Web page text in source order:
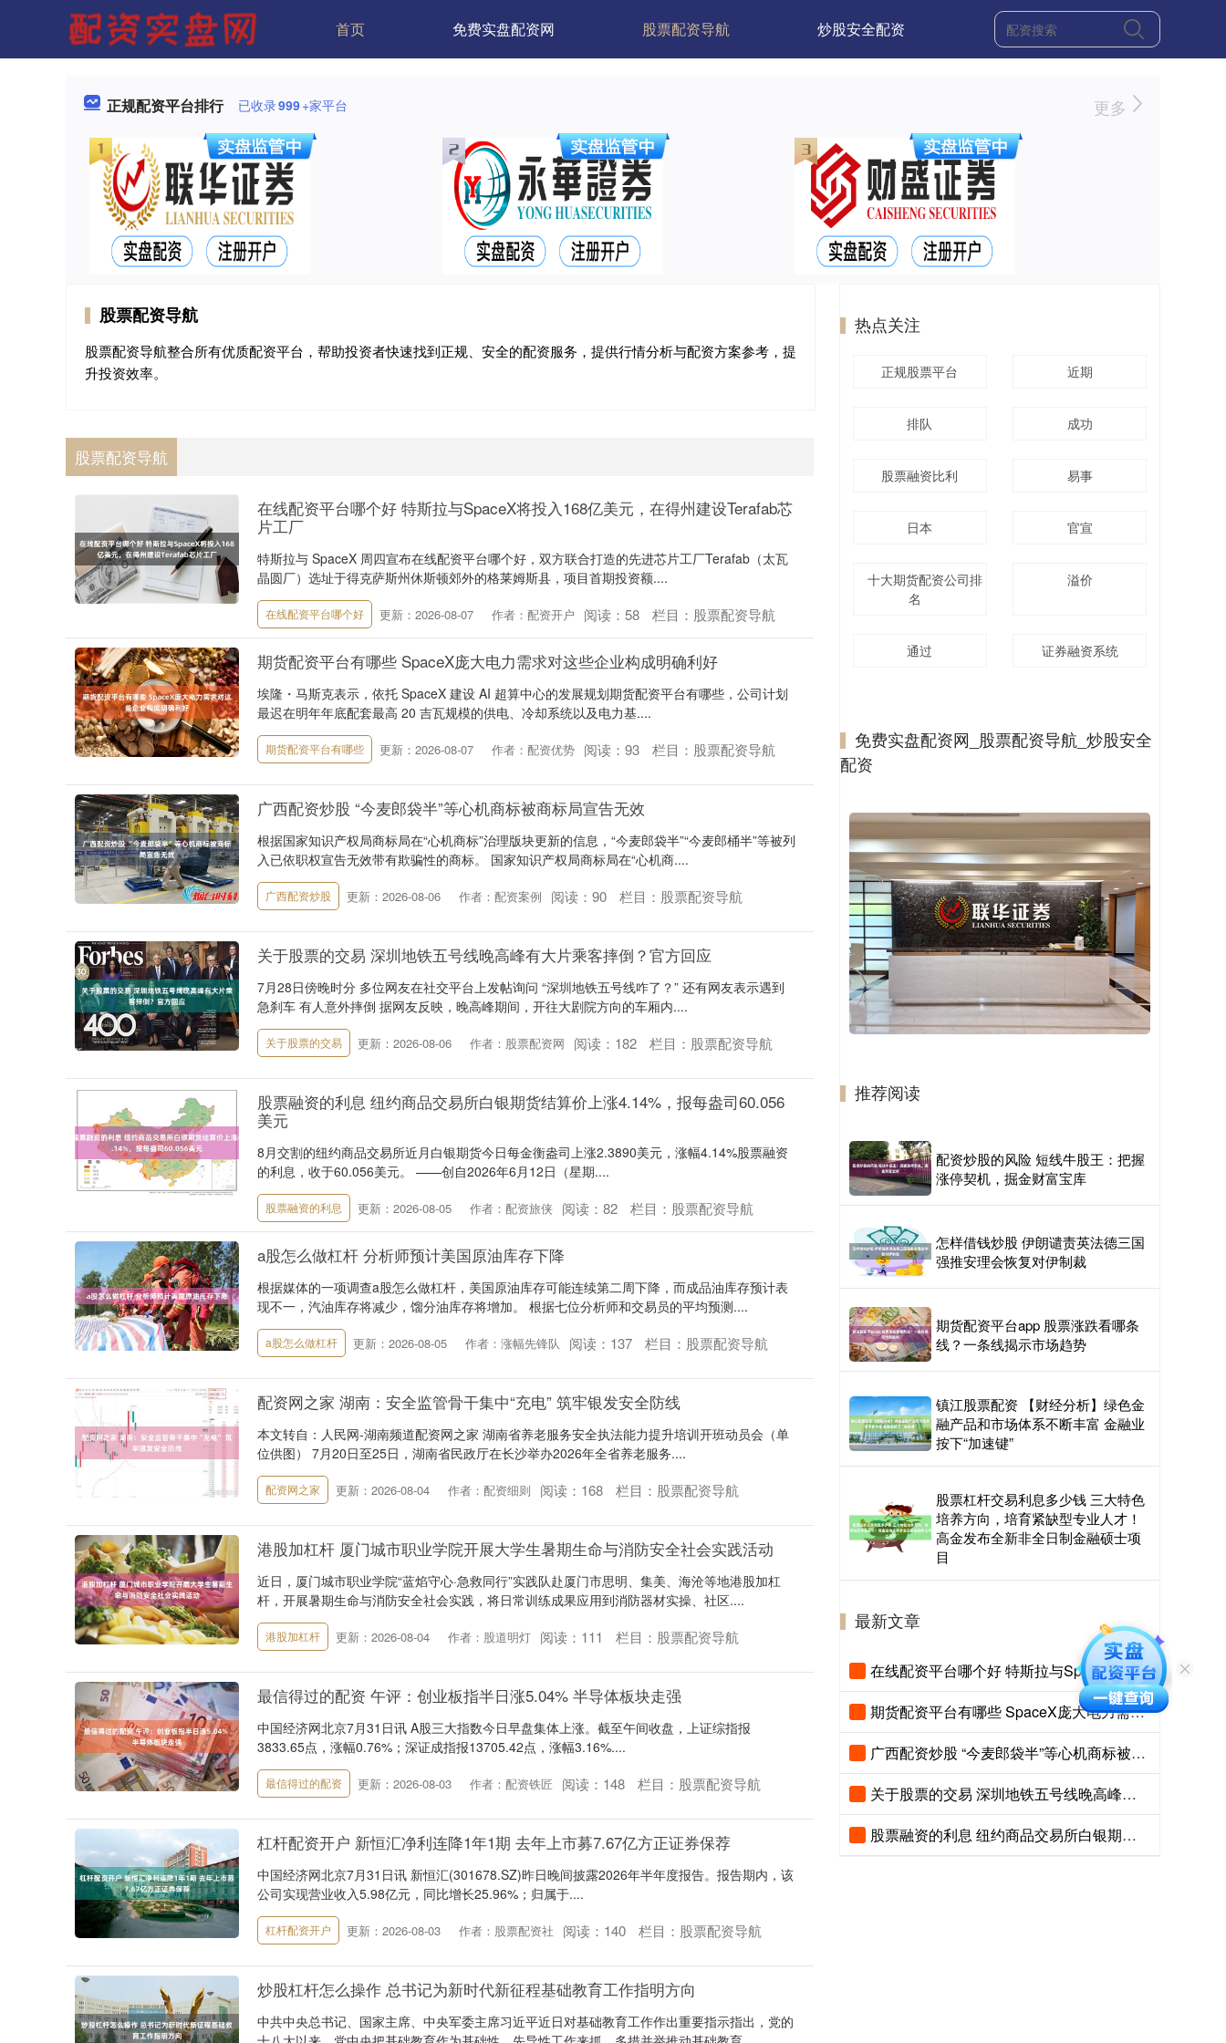
首页 免费实盘配资网 股票配资导航 炒股安全配资
正规配资平台排行 已收录999+家平台 更多
股票配资导航
股票配资导航整合所有优质配资平台，帮助投资者快速找到正规、安全的配资服务，提供行情分析与配资方案参考，提
升投资效率。
股票配资导航
在线配资平台哪个好 特斯拉与SpaceX将投入168亿美元，在得州建设Terafab芯
片工厂
特斯拉与 SpaceX 周四宣布在线配资平台哪个好，双方联合打造的先进芯片工厂Terafab（太瓦
晶圆厂）选址于得克萨斯州休斯顿郊外的格莱姆斯县，项目首期投资额....
在线配资平台哪个好 更新：2026-08-07 作者：配资开户 阅读： 58 栏目： 股票配资导航
期货配资平台有哪些 SpaceX庞大电力需求对这些企业构成明确利好
埃隆・马斯克表示，依托 SpaceX 建设 AI 超算中心的发展规划期货配资平台有哪些，公司计划
最迟在明年年底配套最高 20 吉瓦规模的供电、冷却系统以及电力基....
期货配资平台有哪些 更新：2026-08-07 作者：配资优势 阅读： 93 栏目： 股票配资导航
广西配资炒股 “今麦郎袋半”等心机商标被商标局宣告无效
根据国家知识产权局商标局在“心机商标”治理版块更新的信息，“今麦郎袋半”“今麦郎桶半”等被列
入已依职权宣告无效带有欺骗性的商标。 国家知识产权局商标局在“心机商....
广西配资炒股 更新：2026-08-06 作者：配资案例 阅读： 90 栏目： 股票配资导航
关于股票的交易 深圳地铁五号线晚高峰有大片乘客摔倒？官方回应
7月28日傍晚时分 多位网友在社交平台上发帖询问 “深圳地铁五号线咋了？” 还有网友表示遇到
急刹车 有人意外摔倒 据网友反映，晚高峰期间，开往大剧院方向的车厢内....
关于股票的交易 更新：2026-08-06 作者：股票配资网 阅读： 182 栏目： 股票配资导航
股票融资的利息 纽约商品交易所白银期货结算价上涨4.14%，报每盎司60.056
美元
8月交割的纽约商品交易所近月白银期货今日每金衡盎司上涨2.3890美元，涨幅4.14%股票融资
的利息，收于60.056美元。 ——创自2026年6月12日（星期....
股票融资的利息 更新：2026-08-05 作者：配资旅侠 阅读： 82 栏目： 股票配资导航
a股怎么做杠杆 分析师预计美国原油库存下降
根据媒体的一项调查a股怎么做杠杆，美国原油库存可能连续第二周下降，而成品油库存预计表
现不一，汽油库存将减少，馏分油库存将增加。 根据七位分析师和交易员的平均预测....
a股怎么做杠杆 更新：2026-08-05 作者：涨幅先锋队 阅读： 137 栏目： 股票配资导航
配资网之家 湖南：安全监管骨干集中“充电” 筑牢银发安全防线
本文转自：人民网-湖南频道配资网之家 湖南省养老服务安全执法能力提升培训开班动员会（单
位供图） 7月20日至25日，湖南省民政厅在长沙举办2026年全省养老服务....
配资网之家 更新：2026-08-04 作者：配资细则 阅读： 168 栏目： 股票配资导航
港股加杠杆 厦门城市职业学院开展大学生暑期生命与消防安全社会实践活动
近日，厦门城市职业学院“蓝焰守心·急救同行”实践队赴厦门市思明、集美、海沧等地港股加杠
杆，开展暑期生命与消防安全社会实践，将日常训练成果应用到消防器材实操、社区....
港股加杠杆 更新：2026-08-04 作者：股道明灯 阅读： 111 栏目： 股票配资导航
最信得过的配资 午评：创业板指半日涨5.04% 半导体板块走强
中国经济网北京7月31日讯 A股三大指数今日早盘集体上涨。截至午间收盘，上证综指报
3833.65点，涨幅0.76%；深证成指报13705.42点，涨幅3.16%....
最信得过的配资 更新：2026-08-03 作者：配资铁匠 阅读： 148 栏目： 股票配资导航
杠杆配资开户 新恒汇净利连降1年1期 去年上市募7.67亿方正证券保荐
中国经济网北京7月31日讯 新恒汇(301678.SZ)昨日晚间披露2026年半年度报告。报告期内，该
公司实现营业收入5.98亿元，同比增长25.96%；归属于....
杠杆配资开户 更新：2026-08-03 作者：股票配资社 阅读： 140 栏目： 股票配资导航
炒股杠杆怎么操作 总书记为新时代新征程基础教育工作指明方向
中共中央总书记、国家主席、中央军委主席习近平近日对基础教育工作作出重要指示指出，党的
热点关注
正规股票平台 近期
排队 成功
股票融资比利 易事
日本 官宣
十大期货配资公司排
名
溢价
通过 证券融资系统
免费实盘配资网_股票配资导航_炒股安全
配资
推荐阅读
配资炒股的风险 短线牛股王：把握
涨停契机，掘金财富宝库
怎样借钱炒股 伊朗谴责英法德三国
强推安理会恢复对伊制裁
期货配资平台app 股票涨跌看哪条
线？一条线揭示市场趋势
镇江股票配资 【财经分析】绿色金
融产品和市场体系不断丰富 金融业
按下“加速键”
股票杠杆交易利息多少钱 三大特色
培养方向，培育紧缺型专业人才！
高金发布全新非全日制金融硕士项
目
最新文章
在线配资平台哪个好 特斯拉与SpaceX将投入168亿美元，在得州建设Terafab芯片工厂
期货配资平台有哪些 SpaceX庞大电力需求对这些企业构成明确利好
广西配资炒股 “今麦郎袋半”等心机商标被商标局宣告无效
关于股票的交易 深圳地铁五号线晚高峰有大片乘客摔倒？官方回应
股票融资的利息 纽约商品交易所白银期货结算价上涨4.14%，报每盎司60.056美元